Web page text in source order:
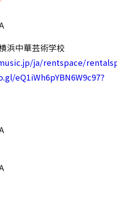
横浜中華芸術学校
ja/rentspace/
eQ1iWh6pYBN6W9c97?